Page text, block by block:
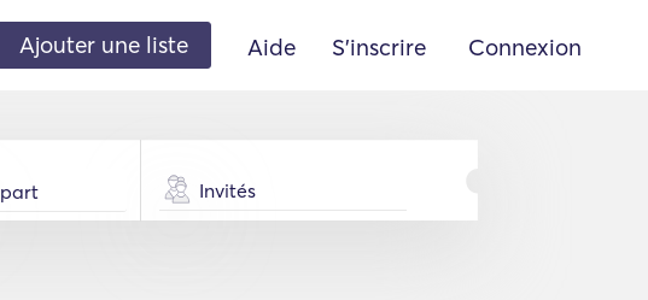
Ajouter une liste Aide S'inscrire Connexion
Invités